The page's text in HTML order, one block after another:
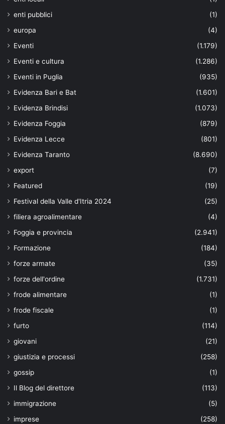
enti pubblici
(1)
europa
(4)
Eventi
(1.179)
Eventi e cultura
(1.286)
Eventi in Puglia
(935)
Evidenza Bari e Bat
(1.601)
Evidenza Brindisi
(1.073)
Evidenza Foggia
(879)
Evidenza Lecce
(801)
Evidenza Taranto
(8.690)
export
(7)
Featured
(19)
Festival della Valle d'Itria 2024
(25)
filiera agroalimentare
(4)
Foggia e provincia
(2.941)
Formazione
(184)
forze armate
(35)
forze dell'ordine
(1.731)
frode alimentare
(1)
frode fiscale
(1)
furto
(114)
giovani
(21)
giustizia e processi
(258)
gossip
(1)
Il Blog del direttore
(113)
immigrazione
(5)
imprese
(258)